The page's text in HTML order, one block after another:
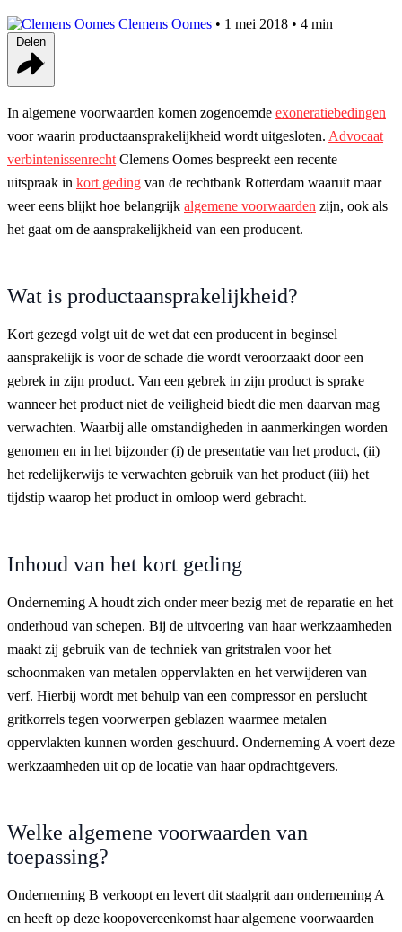
Clemens Oomes • 1 mei 2018 • 4 min
In algemene voorwaarden komen zogenoemde exoneratiebedingen
voor waarin productaansprakelijkheid wordt uitgesloten. Advocaat
verbintenissenrecht Clemens Oomes bespreekt een recente
uitspraak in kort geding van de rechtbank Rotterdam waaruit maar
weer eens blijkt hoe belangrijk algemene voorwaarden zijn, ook als
het gaat om de aansprakelijkheid van een producent.
Wat is productaansprakelijkheid?
Kort gezegd volgt uit de wet dat een producent in beginsel
aansprakelijk is voor de schade die wordt veroorzaakt door een
gebrek in zijn product. Van een gebrek in zijn product is sprake
wanneer het product niet de veiligheid biedt die men daarvan mag
verwachten. Waarbij alle omstandigheden in aanmerkingen worden
genomen en in het bijzonder (i) de presentatie van het product, (ii)
het redelijkerwijs te verwachten gebruik van het product (iii) het
tijdstip waarop het product in omloop werd gebracht.
Inhoud van het kort geding
Onderneming A houdt zich onder meer bezig met de reparatie en het
onderhoud van schepen. Bij de uitvoering van haar werkzaamheden
maakt zij gebruik van de techniek van gritstralen voor het
schoonmaken van metalen oppervlakten en het verwijderen van
verf. Hierbij wordt met behulp van een compressor en perslucht
gritkorrels tegen voorwerpen geblazen waarmee metalen
oppervlakten kunnen worden geschuurd. Onderneming A voert deze
werkzaamheden uit op de locatie van haar opdrachtgevers.
Welke algemene voorwaarden van
toepassing?
Onderneming B verkoopt en levert dit staalgrit aan onderneming A
en heeft op deze koopovereenkomst haar algemene voorwaarden